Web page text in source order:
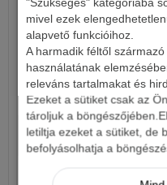
mivel ezek
alapvető funkcióihoz.
A harmadik féltől
használatának
releváns tartalmakat és
Ezeket a sütiket csak az
tároljuk a
letiltja ezeket a sütiket, de
befolyásolhatja a